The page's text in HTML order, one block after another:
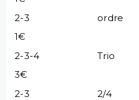
2-3
ordre
1€
2-3-4
Trio
3€
2-3
2/4